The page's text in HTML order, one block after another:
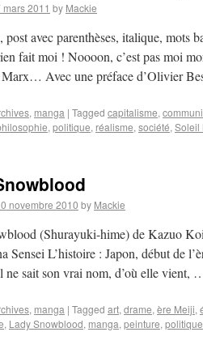
mars 2011 by Mackie
avec parenthèses, italique, mots
fait moi ! Noooon, c’est pas moi
Marx… Avec une préface d’Olivier
, manga | Tagged capitalisme,
, politique, réalisme, société, Soleil
novembre 2010 by Mackie
(Shurayuki-hime) de Kazuo
Sensei L’histoire : Japon, début de
ne sait son vrai nom, d’où elle vient,
, manga | Tagged art, drame, ère Meiji,
, Lady Snowblood, manga, peinture, politique